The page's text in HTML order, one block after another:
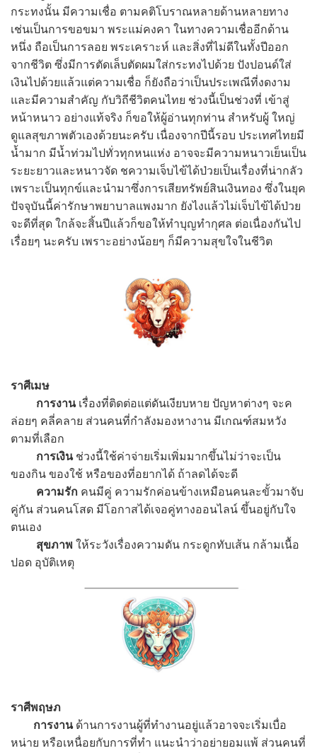
กระทงนั้น มีความเชื่อ ตามคติโบราณหลายด้านหลายทาง
เช่นเป็นการขอขมา พระแม่คงคา ในทางความเชื่ออีกด้าน
หนึ่ง ถือเป็นการลอย พระเคราะห์ และสิ่งที่ไม่ดีในทั้งปีออก
จากชีวิต ซึ่งมีการตัดเล็บตัดผมใส่กระทงไปด้วย ปังปอนด์ใส่
เงินไปด้วยแล้วแต่ความเชื่อ ก็ยังถือว่าเป็นประเพณีที่งดงาม
และมีความสำคัญ กับวิถีชีวิตคนไทย ช่วงนี้เป็นช่วงที่ เข้าสู่
หน้าหนาว อย่างแท้จริง ก็ขอให้ผู้อ่านทุกท่าน สำหรับผู้ ใหญ่
ดูแลสุขภาพตัวเองด้วยนะครับ เนื่องจากปีนี้รอบ ประเทศไทยมี
น้ำมาก มีน้ำท่วมไปทั่วทุกหนแห่ง อาจจะมีความหนาวเย็นเป็น
ระยะยาวและหนาวจัด ชความเจ็บไข้ได้ป่วยเป็นเรื่องที่น่ากลัว
เพราะเป็นทุกข์และนำมาซึ่งการเสียทรัพย์สินเงินทอง ซึ่งในยุค
ปัจจุบันนี้ค่ารักษาพยาบาลแพงมาก ยังไงแล้วไม่เจ็บไข้ได้ป่วย
จะดีที่สุด ใกล้จะสิ้นปีแล้วก็ขอให้ทำบุญทำกุศล ต่อเนื่องกันไป
เรื่อยๆ นะครับ เพราะอย่างน้อยๆ ก็มีความสุขใจในชีวิต
ราศีเมษ
การงานเรื่องที่ติดต่อแต่ดันเงียบหาย ปัญหาต่างๆ จะค
ล่อยๆ คลี่คลาย ส่วนคนที่กำลังมองหางาน มีเกณฑ์สมหวัง
ตามที่เลือก
การเงินช่วงนี้ใช้ค่าจ่ายเริ่มเพิ่มมากขึ้นไม่ว่าจะเป็น
ของกิน ของใช้ หรือของที่อยากได้ ถ้าลดได้จะดี
ความรัก คนมีคู่ ความรักค่อนข้างเหมือนคนละขั้วมาจับ
คู่กัน ส่วนคนโสด มีโอกาสได้เจอคู่ทางออนไลน์ ขึ้นอยู่กับใจ
ตนเอง
สุขภาพ ให้ระวังเรื่องความดัน กระดูกทับเส้น กล้ามเนื้อ
ปอด อุบัติเหตุ
ราศีพฤษภ
การงานด้านการงานผู้ที่ทำงานอยู่แล้วอาจจะเริ่มเบื่อ
หน่าย หรือเหนื่อยกับการที่ทำ แนะนำว่าอย่ายอมแพ้ ส่วนคนที่